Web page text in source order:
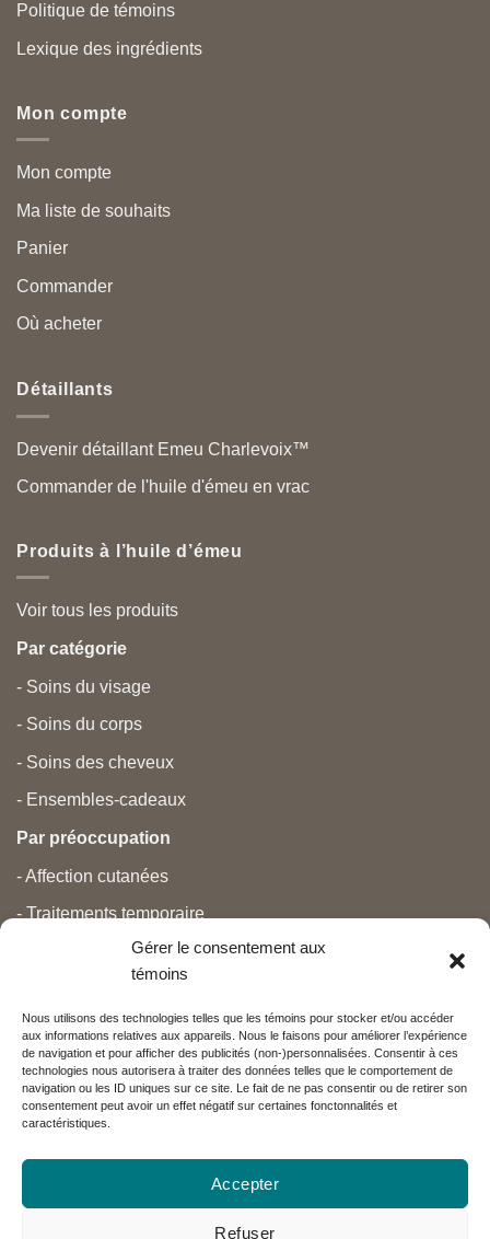
Gérer le consentement aux
témoins
Nous utilisons des technologies telles que les témoins pour stocker et/ou accéder
aux informations relatives aux appareils. Nous le faisons pour améliorer l’expérience
de navigation et pour afficher des publicités (non-)personnalisées. Consentir à ces
technologies nous autorisera à traiter des données telles que le comportement de
navigation ou les ID uniques sur ce site. Le fait de ne pas consentir ou de retirer son
consentement peut avoir un effet négatif sur certaines fonctonnalités et
caractéristiques.
Accepter
Refuser
Politique de témoins
Lexique des ingrédients
Mon compte
Mon compte
Ma liste de souhaits
Panier
Commander
Où acheter
Détaillants
Devenir détaillant Emeu Charlevoix™
Commander de l'huile d'émeu en vrac
Produits à l’huile d’émeu
Voir tous les produits
Par catégorie
- Soins du visage
- Soins du corps
- Soins des cheveux
- Ensembles-cadeaux
Par préoccupation
- Affection cutanées
- Traitements temporaire
- Grossesse et nouveau-né
- Anti-âge et beauté
Nos partenaires